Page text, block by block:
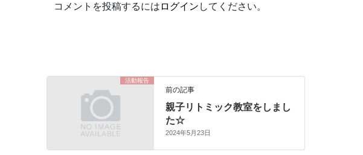
コメントを投稿するには ログイン してください。
活動報告
前の記事
親子リトミック教室をしまし
た☆
2024年5月23日